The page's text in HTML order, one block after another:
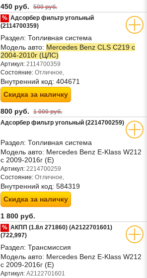
450 руб. 500 руб.
% Адсорбер фильтр угольный
(2114700359)
Раздел: Топливная система
Модель авто: Mercedes Benz CLS C219 с
2004-2010г (ЦЛС)
Артикул: 2114700359
Состояние: Отличное,
Внутренний код: 404671
Скидка за наличку
800 руб. 1 000 руб.
Адсорбер фильтр угольный (2214700259)
Раздел: Топливная система
Модель авто: Mercedes Benz E-Klass W212
с 2009-2016г (Е)
Артикул: 2214700259
Состояние: Отличное,
Внутренний код: 584319
Скидка за наличку
1 800 руб.
% АКПП (1.8л 271860) (A2122701601)
(722,997)
Раздел: Трансмиссия
Модель авто: Mercedes Benz E-Klass W212
с 2009-2016г (Е)
Артикул: A2122701601